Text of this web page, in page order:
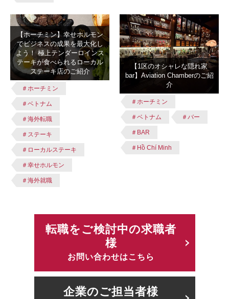
【ホーチミン】幸せホルモン
でビジネスの成果を最大化し
よう！ 極上テンダーロインス
テーキが食べられるローカル
ステーキ店のご紹介
＃ホーチミン
＃ベトナム
＃海外転職
＃ステーキ
＃ローカルステーキ
＃幸せホルモン
＃海外就職
【1区のオシャレな隠れ家
bar】Aviation Chamberのご紹
介
＃ホーチミン
＃ベトナム ＃バー
＃BAR
＃Hồ Chí Minh
転職をご検討中の求職者
様
お問い合わせはこちら
企業のご担当者様